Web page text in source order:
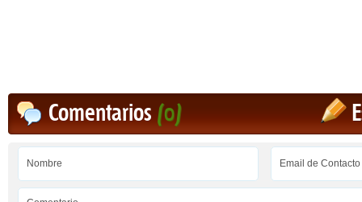
Comentarios(0)